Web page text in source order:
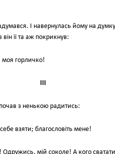
І навернулась йому на
її та аж покрикнув:
моя горличко!
III
з ненькою радитись:
взяти; благословіть мене!
Одружись, мій соколе! А кого